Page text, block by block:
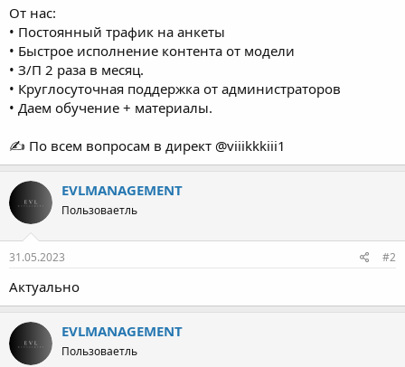
• Постоянный трафик на анкеты
• Быстрое исполнение контента от модели
• З/П 2 раза в месяц.
• Круглосуточная поддержка от администраторов
• Даем обучение + материалы.
EVLMANAGEMENT
Пользоваетль
31.05.2023
Актуально
EVLMANAGEMENT
Пользоваетль